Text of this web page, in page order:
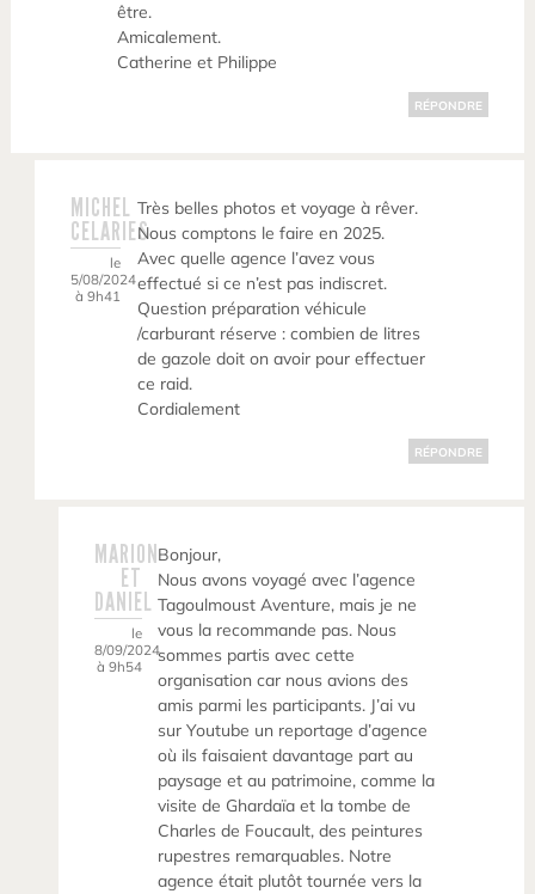
être.
Amicalement.
Catherine et Philippe
RÉPONDRE
MICHEL
CELARIES
le
5/08/2024
à 9h41
Très belles photos et voyage à rêver.
Nous comptons le faire en 2025.
Avec quelle agence l’avez vous
effectué si ce n’est pas indiscret.
Question préparation véhicule
/carburant réserve : combien de litres
de gazole doit on avoir pour effectuer
ce raid.
Cordialement
RÉPONDRE
MARION
ET
DANIEL
le
8/09/2024
à 9h54
Bonjour,
Nous avons voyagé avec l’agence
Tagoulmoust Aventure, mais je ne
vous la recommande pas. Nous
sommes partis avec cette
organisation car nous avions des
amis parmi les participants. J’ai vu
sur Youtube un reportage d’agence
où ils faisaient davantage part au
paysage et au patrimoine, comme la
visite de Ghardaïa et la tombe de
Charles de Foucault, des peintures
rupestres remarquables. Notre
agence était plutôt tournée vers la